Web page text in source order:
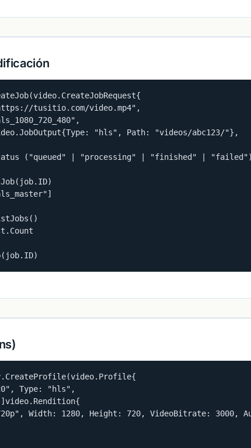
tusitio.com/video.mp4",
"hls", Path: "videos/abc123/"},
("queued" | "processing" | "finished" | "failed")
Type: "hls",
Width: 1280, Height: 720, VideoBitrate: 3000,